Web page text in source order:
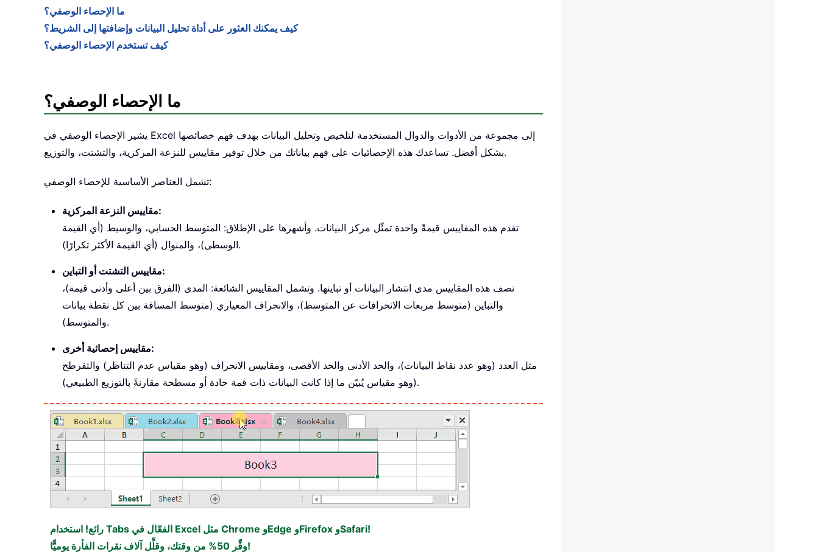
ما الإحصاء الوصفي؟
كيف يمكنك العثور على أداة تحليل البيانات وإضافتها إلى الشريط؟
كيف تستخدم الإحصاء الوصفي؟
ما الإحصاء الوصفي؟
يشير الإحصاء الوصفي في Excel إلى مجموعة من الأدوات والدوال المستخدمة لتلخيص وتحليل البيانات بهدف فهم خصائصها
بشكل أفضل. تساعدك هذه الإحصائيات على فهم بياناتك من خلال توفير مقاييس للنزعة المركزية، والتشتت، والتوزيع.
تشمل العناصر الأساسية للإحصاء الوصفي:
مقاييس النزعة المركزية:
تقدم هذه المقاييس قيمةً واحدة تمثّل مركز البيانات. وأشهرها على الإطلاق: المتوسط الحسابي، والوسيط (أي القيمة
الوسطى)، والمنوال (أي القيمة الأكثر تكرارًا).
مقاييس التشتت أو التباين:
تصف هذه المقاييس مدى انتشار البيانات أو تباينها. وتشمل المقاييس الشائعة: المدى (الفرق بين أعلى وأدنى قيمة)،
والتباين (متوسط مربعات الانحرافات عن المتوسط)، والانحراف المعياري (متوسط المسافة بين كل نقطة بيانات
والمتوسط).
مقاييس إحصائية أخرى:
مثل العدد (وهو عدد نقاط البيانات)، والحد الأدنى والحد الأقصى، ومقاييس الانحراف (وهو مقياس عدم التناظر) والتفرطح
(وهو مقياس يُبيّن ما إذا كانت البيانات ذات قمة حادة أو مسطحة مقارنةً بالتوزيع الطبيعي).
رائع! استخدام Tabs الفعّال في Excel مثل Chrome وEdge وFirefox وSafari!
وفِّر 50% من وقتك، وقلِّل آلاف نقرات الفأرة يوميًّا!